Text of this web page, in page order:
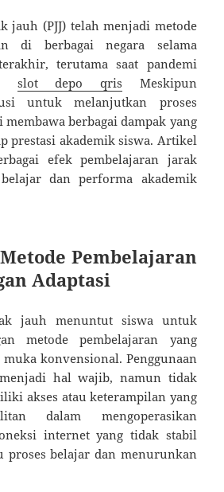
jauh (PJJ) telah menjadi metode
di berbagai negara selama
terutama saat pandemi
slot depo qris Meskipun
untuk melanjutkan proses
berbagai dampak yang
prestasi akademik siswa. Artikel
efek pembelajaran jarak
dan performa akademik
Pembelajaran
Adaptasi
jauh menuntut siswa untuk
metode pembelajaran yang
konvensional. Penggunaan
hal wajib, namun tidak
akses atau keterampilan yang
dalam mengoperasikan
internet yang tidak stabil
proses belajar dan menurunkan